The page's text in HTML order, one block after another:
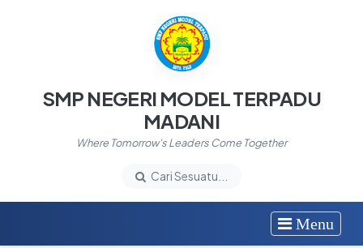
SMP NEGERI MODEL TERPADU
MADANI
Where Tomorrow's Leaders Come Together
Cari Sesuatu...
Menu